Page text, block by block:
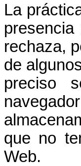
La
presencia
rechaza,
de
preciso
que no
Web.